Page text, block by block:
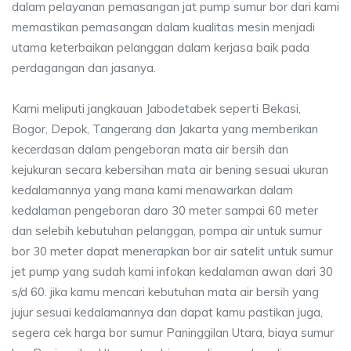
dalam pelayanan pemasangan jat pump sumur bor dari kami
memastikan pemasangan dalam kualitas mesin menjadi
utama keterbaikan pelanggan dalam kerjasa baik pada
perdagangan dan jasanya.
Kami meliputi jangkauan Jabodetabek seperti Bekasi,
Bogor, Depok, Tangerang dan Jakarta yang memberikan
kecerdasan dalam pengeboran mata air bersih dan
kejukuran secara kebersihan mata air bening sesuai ukuran
kedalamannya yang mana kami menawarkan dalam
kedalaman pengeboran daro 30 meter sampai 60 meter
dan selebih kebutuhan pelanggan, pompa air untuk sumur
bor 30 meter dapat menerapkan bor air satelit untuk sumur
jet pump yang sudah kami infokan kedalaman awan dari 30
s/d 60. jika kamu mencari kebutuhan mata air bersih yang
jujur sesuai kedalamannya dan dapat kamu pastikan juga,
segera cek harga bor sumur Paninggilan Utara, biaya sumur